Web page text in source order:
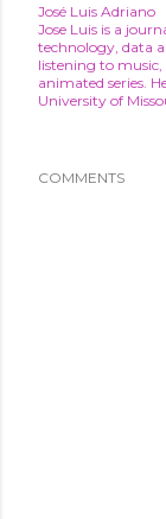
José Luis Adriano
Jose Luis is a
technology, data
listening to
animated series.
University of
COMMENTS